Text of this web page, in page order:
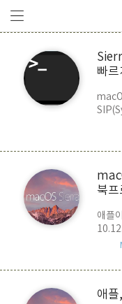
빠
활
시스
정하
시켜
상 부
을 빼
에
S..
북
애플
기
로에
서 백
애